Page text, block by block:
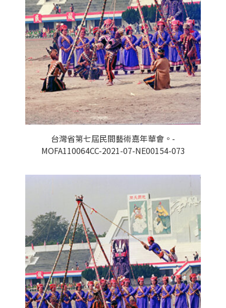
台灣省第七屆民間藝術嘉年華會。-
MOFA110064CC-2021-07-NE00154-073